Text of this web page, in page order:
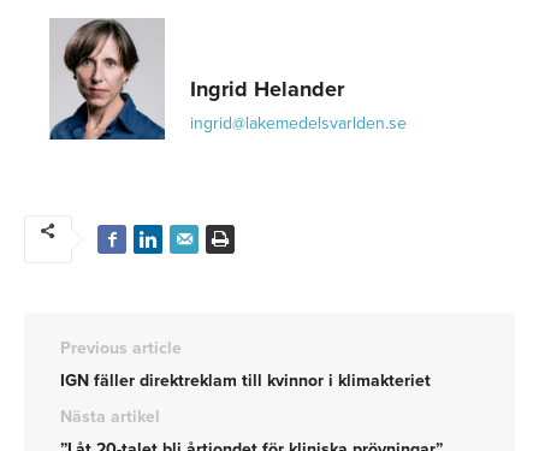
Ingrid Helander
ingrid@lakemedelsvarlden.se
Previous article
IGN fäller direktreklam till kvinnor i klimakteriet
Nästa artikel